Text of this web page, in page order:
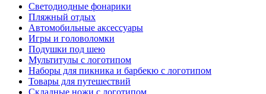
Светодиодные фонарики
Пляжный отдых
Автомобильные аксессуары
Игры и головоломки
Подушки под шею
Мультитулы с логотипом
Наборы для пикника и барбекю с логотипом
Товары для путешествий
Складные ножи с логотипом